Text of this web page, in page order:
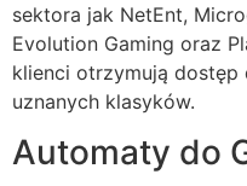
Panel
Panel
panel
Oku
sektora jak NetEnt,
Evolution Gaming oraz
klienci otrzymują dostęp
uznanych klasyków.
Automaty do